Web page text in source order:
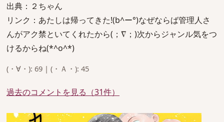
出典：２ちゃん
リンク：あたしは帰ってきた!(b^ー°)なぜならば管理人さ
んがアク禁といてくれたから(；∇；)次からジャンル気をつ
けるからね(*^o^*)
(・∀・): 69 | (・Ａ・): 45
過去のコメントを見る（31件）